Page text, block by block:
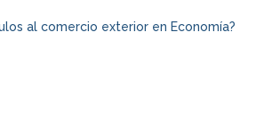
al comercio exterior en Economía?